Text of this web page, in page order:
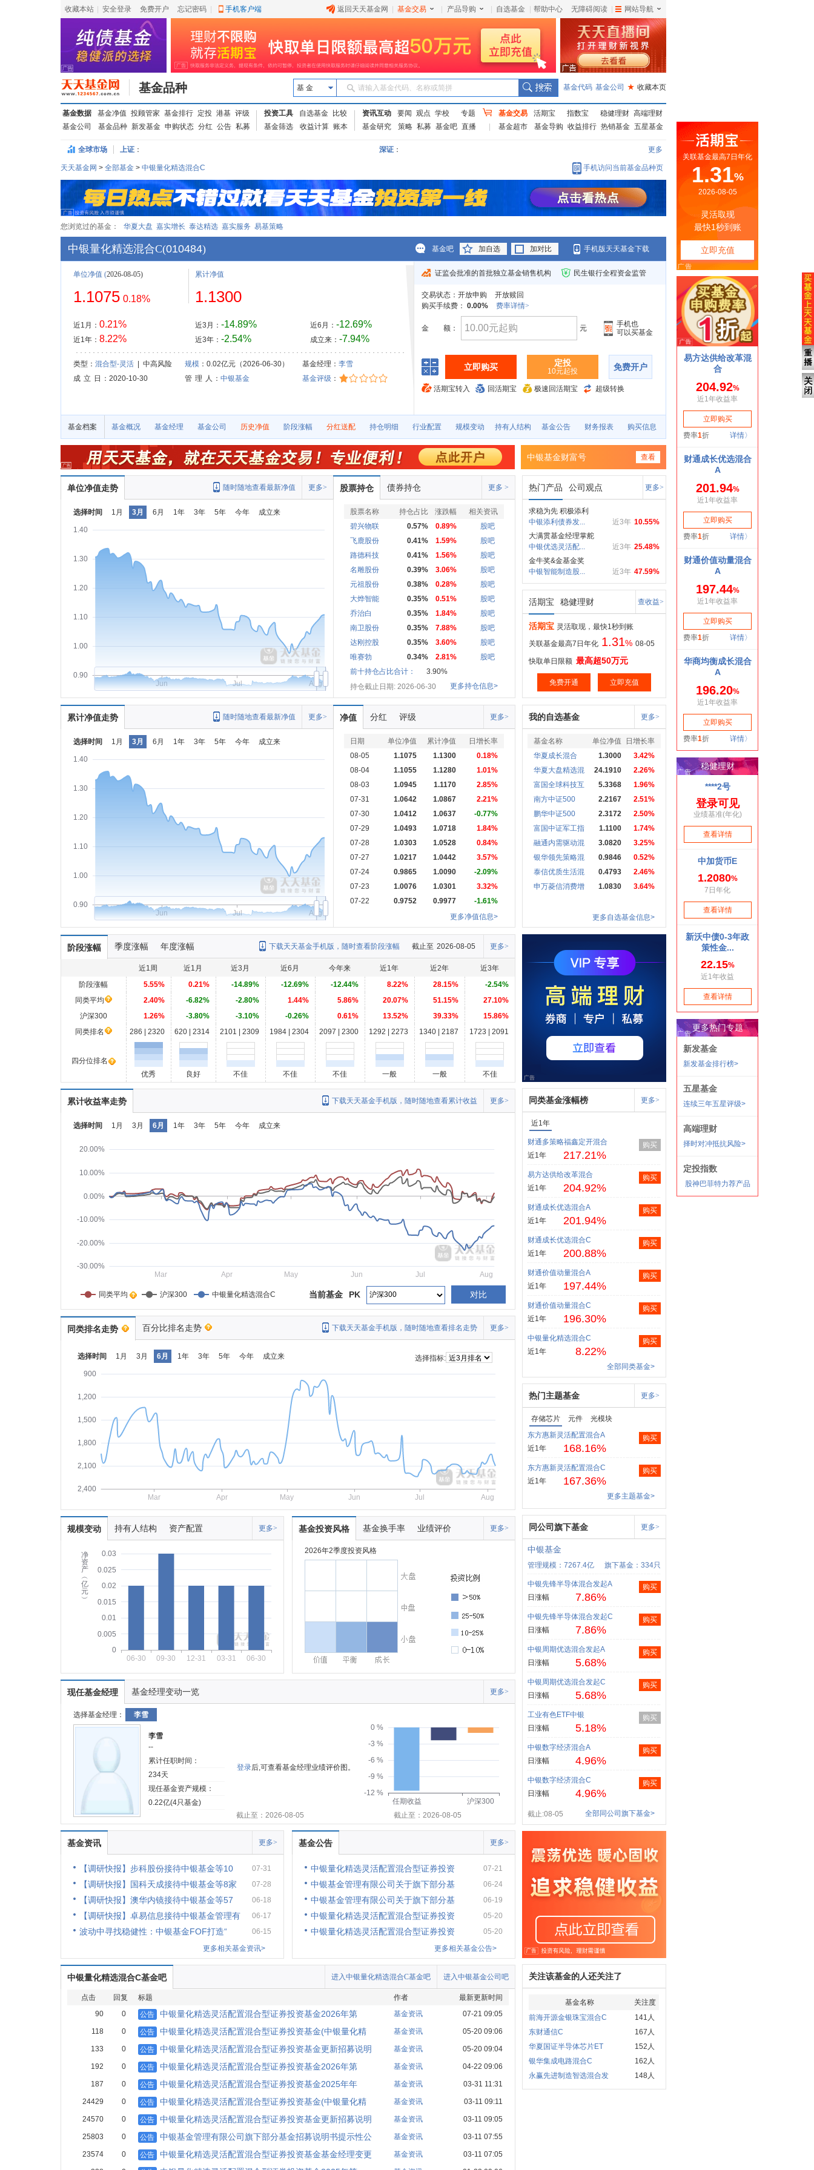
收藏本站 安全登录 免费开户 忘记密码 手机客户端 返回天天基金网 基金交易 产品导购 自选基金 帮助中心 无障碍阅读 网站导航
基金品种 基 金 请输入基金代码、名称或简拼 基金代码 基金公司 ★ 收藏本页
基金数据 基金净值 投顾管家 基金排行 定投 港基 评级
基金公司
基金品种 新发基金 申购状态 分红 公告 私募
投资工具 自选基金
比较
基金筛选
收益计算 账本
资讯互动 要闻 观点 学校
专题
基金研究
策略 私募 基金吧 直播
基金交易 活期宝 指数宝 稳健理财 高端理财
基金超市
基金导购 收益排行 热销基金 五星基金
全球市场 上证： 深证： 更多
天天基金网 > 全部基金 > 中银量化精选混合C 手机访问当前基金品种页
您浏览过的基金： 华夏大盘 嘉实增长 泰达精选 嘉实服务 易基策略
中银量化精选混合C(010484) 基金吧 加自选 加对比 手机版天天基金下载
单位净值 (2026-08-05)
1.1075 0.18%
近1月： 0.21%
近1年： 8.22%
累计净值
1.1300
近3月： -14.89%
近3年： -2.54%
近6月： -12.69%
成立来： -7.94%
类型： 混合型-灵活| 中高风险 规模：0.02亿元（2026-06-30） 基金经理： 李雪
成 立 日
：2020-10-30 管 理 人 ： 中银基金 基金评级 ：
证监会批准的首批独立基金销售机构 民生银行全程资金监管
交易状态： 开放申购
开放赎回
购买手续费： 0.00% 费率详情>
金 额： 元
手机也
可以买基金
立即购买 定投
10元起投 免费开户
活期宝转入 回活期宝 极速回活期宝 超级转换
基金档案 基金概况 基金经理 基金公司 历史净值 阶段涨幅 分红送配 持仓明细 行业配置 规模变动 持有人结构 基金公告 财务报表 购买信息
中银基金财富号 查看
单位净值走势 更多>
随时随地查看最新净值
选择时间 1月 3月 6月 1年 3年 5年 今年 成立来
0.90
1.00
1.10
1.20
1.30
1.40
Jun Jul Aug
股票持仓 债券持仓 更多 >
股票名称 持仓占比 涨跌幅
相关资讯
碧兴物联
0.57% 0.89%
股吧
飞鹿股份
0.41% 1.59%
股吧
路德科技
0.41% 1.56%
股吧
名雕股份
0.39% 3.06%
股吧
元祖股份
0.38% 0.28%
股吧
大烨智能
0.35% 0.51%
股吧
乔治白
0.35% 1.84%
股吧
南卫股份
0.35% 7.88%
股吧
达刚控股
0.35% 3.60%
股吧
唯赛勃
0.34% 2.81%
股吧
前十持仓占比合计：
3.90%
持仓截止日期: 2026-06-30
更多持仓信息>
热门产品 公司观点 更多>
求稳为先 积极添利
10.55%
近3年
中银添利债券发...
大满贯基金经理掌舵
25.48%
近3年
中银优选灵活配...
金牛奖&金基金奖
47.59%
近3年
中银智能制造股...
活期宝 稳健理财 查收益>
活期宝 灵活取现，最快1秒到账
关联基金最高7日年化 1.31% 08-05
快取单日限额 最高超50万元
免费开通 立即充值
累计净值走势 更多>
随时随地查看最新净值
选择时间 1月 3月 6月 1年 3年 5年 今年 成立来
0.90
1.00
1.10
1.20
1.30
1.40
Jun Jul Aug
净值 分红 评级 更多>
日期 单位净值 累计净值
日增长率
08-05
1.1075 1.1300
0.18%
08-04
1.1055 1.1280
1.01%
08-03
1.0945 1.1170
2.85%
07-31
1.0642 1.0867
2.21%
07-30
1.0412 1.0637
-0.77%
07-29
1.0493 1.0718
1.84%
07-28
1.0303 1.0528
0.84%
07-27
1.0217 1.0442
3.57%
07-24
0.9865 1.0090
-2.09%
07-23
1.0076 1.0301
3.32%
07-22
0.9752 0.9977
-1.61%
更多净值信息>
我的自选基金 更多>
基金名称 单位净值
日增长率
华夏成长混合
1.3000
3.42%
华夏大盘精选混
24.1910
2.26%
富国全球科技互
5.3368
1.96%
南方中证500
2.2167
2.51%
鹏华中证500
2.3172
2.50%
富国中证军工指
1.1100
1.74%
融通内需驱动混
3.0820
3.25%
银华领先策略混
0.9846
0.52%
泰信优质生活混
0.4793
2.46%
申万菱信消费增
1.0830 3.64%
更多自选基金信息>
阶段涨幅 季度涨幅 年度涨幅 更多>
截止至 2026-08-05
下载天天基金手机版，随时查看阶段涨幅
近1周 近1月 近3月 近6月 今年来 近1年 近2年
近3年
阶段涨幅
5.55% 0.21% -14.89% -12.69% -12.44% 8.22% 28.15%
-2.54%
同类平均
2.40% -6.82% -2.80% 1.44% 5.86% 20.07% 51.15%
27.10%
沪深300
1.26% -3.80% -3.10% -0.26% 0.61% 13.52% 39.33%
15.86%
同类排名
286 | 2320 620 | 2314 2101 | 2309 1984 | 2304 2097 | 2300 1292 | 2273 1340 | 2187 1723 | 2091
四分位排名
优秀
良好 不佳 不佳 不佳 一般 一般 不佳
累计收益率走势 更多>
下载天天基金手机版，随时随地查看累计收益
选择时间 1月 3月 6月 1年 3年 5年 今年 成立来
-30.00%
-20.00%
-10.00%
0.00%
10.00%
20.00%
Mar Apr May Jun Jul Aug
同类平均 沪深300 中银量化精选混合C 对比
PK
当前基金
同类排名走势 百分比排名走势 更多>
下载天天基金手机版，随时随地查看排名走势
选择时间 1月 3月 6月 1年 3年 5年 今年 成立来
选择指标:
900
1,200
1,500
1,800
2,100
2,400
Mar
Apr May Jun Jul Aug
规模变动 持有人结构 资产配置 更多>
净
资
产
︵
亿
元
︶
0
0.005
0.01
0.015
0.02
0.025
0.03
06-30 09-30 12-31 03-31 06-30
基金投资风格 基金换手率 业绩评价 更多>
2026年2季度投资风格
现任基金经理 基金经理变动一览 更多>
选择基金经理： 李雪
李雪
--
累计任职时间：
234天
现任基金资产规模：
0.22亿(4只基金)
登录后,可查看基金经理业绩评价图。
-12 %
-9 %
-6 %
-3 %
0 %
任期收益
沪深300
截止至：2026-08-05
截止至：2026-08-05
基金资讯 更多>
【调研快报】步科股份接待中银基金等10 07-31
【调研快报】国科天成接待中银基金等8家 07-28
【调研快报】澳华内镜接待中银基金等57 06-18
【调研快报】卓易信息接待中银基金管理有 06-17
波动中寻找稳健性：中银基金FOF打造“
06-15
更多相关基金资讯>
基金公告 更多>
中银量化精选灵活配置混合型证券投资 07-21
中银基金管理有限公司关于旗下部分基 06-24
中银基金管理有限公司关于旗下部分基 06-19
中银量化精选灵活配置混合型证券投资 05-20
中银量化精选灵活配置混合型证券投资
05-20
更多相关基金公告>
中银量化精选混合C基金吧 进入中银基金公司吧
进入中银量化精选混合C基金吧
点击 回复 标题 作者
最新更新时间
90
0 公告 中银量化精选灵活配置混合型证券投资基金2026年第 基金资讯 07-21 09:05
118 0 公告 中银量化精选灵活配置混合型证券投资基金(中银量化精 基金资讯 05-20 09:06
133 0 公告 中银量化精选灵活配置混合型证券投资基金更新招募说明 基金资讯 05-20 09:04
192 0 公告 中银量化精选灵活配置混合型证券投资基金2026年第 基金资讯 04-22 09:06
187 0 公告 中银量化精选灵活配置混合型证券投资基金2025年年 基金资讯 03-31 11:31
24429 0 公告 中银量化精选灵活配置混合型证券投资基金(中银量化精 基金资讯 03-11 09:11
24570 0 公告 中银量化精选灵活配置混合型证券投资基金更新招募说明 基金资讯 03-11 09:05
25803 0 公告 中银基金管理有限公司旗下部分基金招募说明书提示性公 基金资讯 03-11 07:55
23574 0 公告 中银量化精选灵活配置混合型证券投资基金基金经理变更 基金资讯 03-11 07:05
同类基金涨幅榜 更多>
近1年
财通多策略福鑫定开混合
近1年
217.21%
购买
易方达供给改革混合
近1年
204.92%
购买
财通成长优选混合A
近1年
201.94%
购买
财通成长优选混合C
近1年
200.88%
购买
财通价值动量混合A
近1年
197.44%
购买
财通价值动量混合C
近1年
196.30%
购买
中银量化精选混合C
近1年
8.22%
购买
全部同类基金>
热门主题基金 更多>
存储芯片 元件
光模块
东方惠新灵活配置混合A
近1年
168.16%
购买
东方惠新灵活配置混合C
近1年
167.36%
购买
更多主题基金>
同公司旗下基金 更多>
中银基金
管理规模：7267.4亿 旗下基金：334只
中银先锋半导体混合发起A
日涨幅
7.86%
购买
中银先锋半导体混合发起C
日涨幅
7.86%
购买
中银周期优选混合发起A
日涨幅
5.68%
购买
中银周期优选混合发起C
日涨幅
5.68%
购买
工业有色ETF中银
日涨幅
5.18%
购买
中银数字经济混合A
日涨幅
4.96%
购买
中银数字经济混合C
日涨幅
4.96%
购买
截止:08-05 全部同公司旗下基金>
关注该基金的人还关注了
基金名称
关注度
前海开源金银珠宝混合C
141人
东财通信C
167人
华夏国证半导体芯片ET
152人
银华集成电路混合C
162人
永赢先进制造智选混合发
148人